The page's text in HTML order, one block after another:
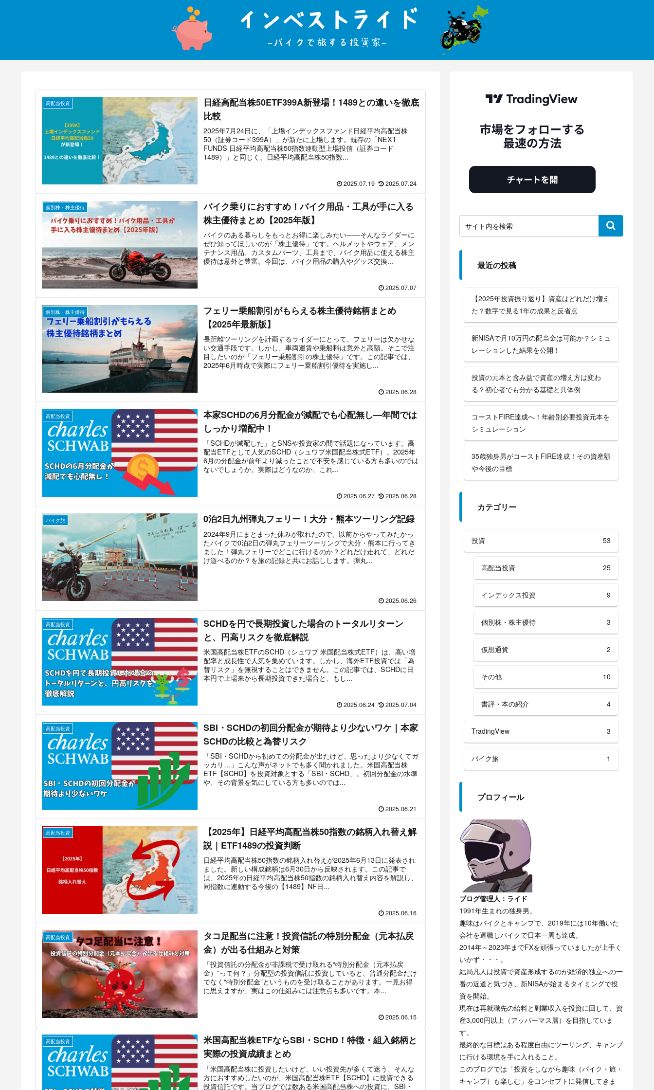
高配当投資
日経高配当株50ETF399A新登場！1489との違いを徹底
比較
2025年7月24日に、「上場インデックスファンド日経平均高配当株
50（証券コード399A）」が新たに上場します。既存の「NEXT
FUNDS 日経平均高配当株50指数連動型上場投信（証券コード
1489）」と同じく、日経平均高配当株50指数...
2025.07.19 2025.07.24
個別株・株主優待
バイク乗りにおすすめ！バイク用品・工具が手に入る
株主優待まとめ【2025年版】
バイクのある暮らしをもっとお得に楽しみたい――そんなライダーに
ぜひ知ってほしいのが「株主優待」です。ヘルメットやウェア、メン
テナンス用品、カスタムパーツ、工具まで、バイク用品に使える株主
優待は意外と豊富。今回は、バイク用品の購入やグッズ交換...
2025.07.07
個別株・株主優待
フェリー乗船割引がもらえる株主優待銘柄まとめ
【2025年最新版】
長距離ツーリングを計画するライダーにとって、フェリーは欠かせな
い交通手段です。しかし、車両運賃や乗船料は意外と高額。そこで注
目したいのが「フェリー乗船割引の株主優待」です。この記事では、
2025年6月時点で実際にフェリー乗船割引優待を実施し...
2025.06.28
高配当投資
本家SCHDの6月分配金が減配でも心配無し―年間では
しっかり増配中！
「SCHDが減配した」とSNSや投資家の間で話題になっています。高
配当ETFとして人気のSCHD（シュワブ米国配当株式ETF）。2025年
6月の分配金が前年より減ったことで不安を感じている方も多いのでは
ないでしょうか。実際はどうなのか、これ...
2025.06.27 2025.06.28
バイク旅 0泊2日九州弾丸フェリー！大分・熊本ツーリング記録
2024年9月にまとまった休みが取れたので、以前からやってみたかっ
たバイクで0泊2日の弾丸フェリーツーリングで大分・熊本に行ってき
ました！弾丸フェリーでどこに行けるのか？どれだけ走れて、どれだ
け遊べるのか？を旅の記録と共にお話しします。弾丸...
2025.06.26
高配当投資
SCHDを円で長期投資した場合のトータルリターン
と、円高リスクを徹底解説
米国高配当株ETFのSCHD（シュワブ 米国配当株式ETF）は、高い増
配率と成長性で人気を集めています。しかし、海外ETF投資では「為
替リスク」を無視することはできません。この記事では、SCHDに日
本円で上場来から長期投資できた場合と、もし...
2025.06.24 2025.07.04
高配当投資
SBI・SCHDの初回分配金が期待より少ないワケ｜本家
SCHDの比較と為替リスク
「SBI・SCHDから初めての分配金が出たけど、思ったより少なくてガ
ッカリ…」こんな声がネットでも多く聞かれました。米国高配当株
ETF【SCHD】を投資対象とする「SBI・SCHD」。初回分配金の水準
や、その背景を気にしている方も多いのでは...
2025.06.21
高配当投資
【2025年】日経平均高配当株50指数の銘柄入れ替え解
説｜ETF1489の投資判断
日経平均高配当株50指数の銘柄入れ替えが2025年6月13日に発表され
ました。新しい構成銘柄は6月30日から反映されます。この記事で
は、2025年の日経平均高配当株50指数の銘柄入れ替え内容を解説し、
同指数に連動する今後の【1489】NF日...
2025.06.16
高配当投資
タコ足配当に注意！投資信託の特別分配金（元本払戻
金）が出る仕組みと対策
「投資信託の分配金が非課税で受け取れる“特別分配金（元本払戻
金）”って何？」分配型の投資信託に投資していると、普通分配金だけ
でなく“特別分配金”というものを受け取ることがあります。一見お得
に思えますが、実はこの仕組みには注意点も多いです。本...
2025.06.15
高配当投資
米国高配当株ETFならSBI・SCHD！特徴・組入銘柄と
実際の投資成績まとめ
「米国高配当株に投資したいけど、いい投資先が多くて迷う」そんな
方におすすめしたいのが、米国高配当株ETF【SCHD】に投資できる
投資信託です。当ブログでは数ある米国高配当株への投資に、SBI・
最近の投稿
【2025年投資振り返り】資産はどれだけ増え
た？数字で見る1年の成果と反省点
新NISAで月10万円の配当金は可能か？シミュ
レーションした結果を公開！
投資の元本と含み益で資産の増え方は変わ
る？初心者でも分かる基礎と具体例
コーストFIRE達成へ！年齢別必要投資元本を
シミュレーション
35歳独身男がコーストFIRE達成！その資産額
や今後の目標
カテゴリー
投資 53
高配当投資 25
インデックス投資 9
個別株・株主優待 3
仮想通貨 2
その他 10
書評・本の紹介 4
TradingView 3
バイク旅 1
プロフィール
ブログ管理人：ライド
1991年生まれの独身男。
趣味はバイクとキャンプで、2019年には10年働いた
会社を退職しバイクで日本一周も達成。
2014年～2023年までFXを頑張っていましたが上手く
いかず・・・。
結局凡人は投資で資産形成するのが経済的独立への一
番の近道と気づき、新NISAが始まるタイミングで投
資を開始。
現在は再就職先の給料と副業収入を投資に回して、資
産3,000円以上（アッパーマス層）を目指していま
す。
最終的な目標はある程度自由にツーリング、キャンプ
に行ける環境を手に入れること。
このブログでは「投資をしながら趣味（バイク・旅・
キャンプ）も楽しむ」をコンセプトに発信してきま